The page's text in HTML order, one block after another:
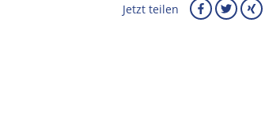
Jetzt teilen